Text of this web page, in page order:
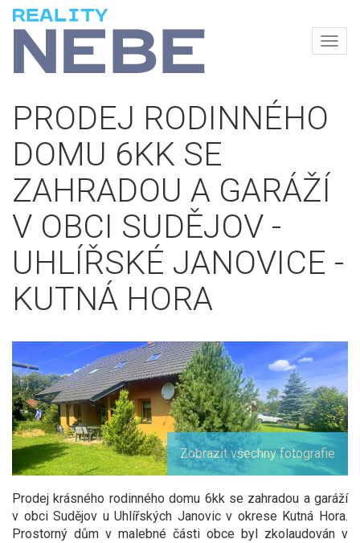
PRODEJ RODINNÉHO
DOMU 6KK SE
ZAHRADOU A GARÁŽÍ
V OBCI SUDĚJOV -
UHLÍŘSKÉ JANOVICE -
KUTNÁ HORA
Zobrazit všechny fotografie
Prodej krásného rodinného domu 6kk se zahradou a garáží
v obci Sudějov u Uhlířských Janovic v okrese Kutná Hora.
Prostorný dům v malebné části obce byl zkolaudován v